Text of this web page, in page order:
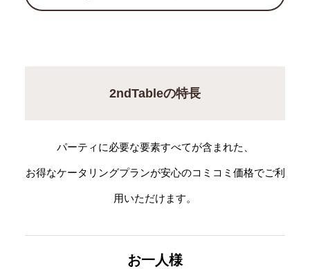
2ndTableの特長
パーティに必要な要素すべてが含まれた、
お得なケータリングプランが安心のコミコミ価格でご利
用いただけます。
お一人様